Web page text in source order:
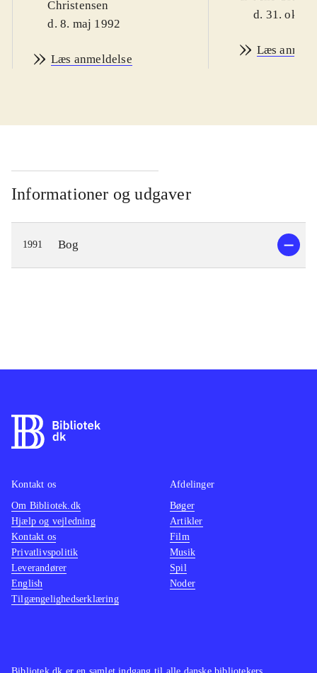
Christensen
d. 8. maj 1992
Læs anmeldelse
d. 31. okt.
Læs
Informationer og udgaver
1991 Bog
Kontakt os
Om Bibliotek.dk
Hjælp og vejledning
Kontakt os
Privatlivspolitik
Leverandører
English
Tilgængelighedserklæring
Afdelinger
Bøger
Artikler
Film
Musik
Spil
Noder